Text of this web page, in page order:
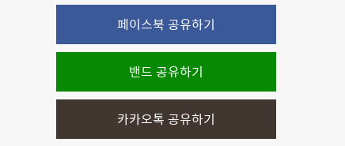
페이스북 공유하기
밴드 공유하기
카카오톡 공유하기